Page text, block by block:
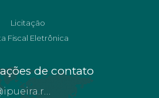
Licitação
Fiscal Eletrônica
de contato